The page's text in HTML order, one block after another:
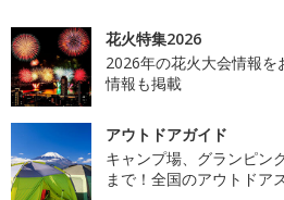
花火特集2026
2026年の花火大会情報
情報も掲載
アウトドアガイド
キャンプ場、グランピン
まで！全国のアウトドア